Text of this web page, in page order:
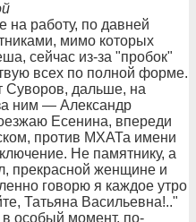
на работу, по давней
мимо которых
сейчас из-за "пробок"
всех по полной форме.
Суворов, дальше, на
ним — Александр
Есенина, впереди
против МХАТа имени
Не памятнику, а
прекрасной женщине и
говорю я каждое утро
Татьяна Васильевна!.."
особый момент, по-